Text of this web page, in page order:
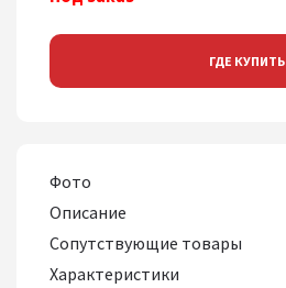
ГДЕ КУПИТЬ
Фото
Описание
Сопутствующие товары
Характеристики